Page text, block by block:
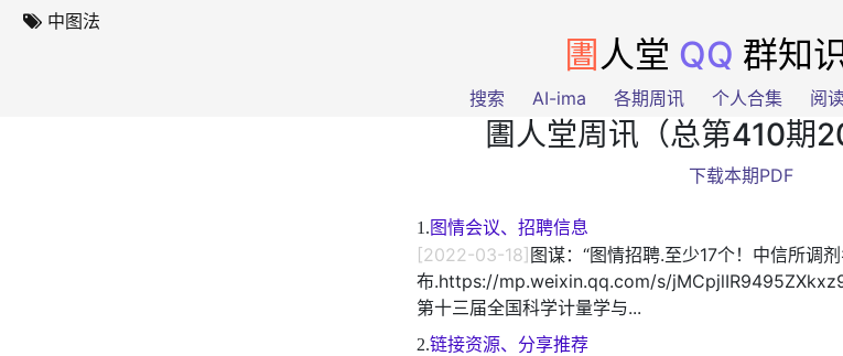
中图法
圕 人堂 QQ 群知
搜索 AI-ima 各期周讯 个人合集 阅
圕人堂周讯（总第410期
下载本期PDF
1. 图情会议、招聘信息
[2022-03-18]图谋：“图情招聘.至少17个！中信所调
布.https://mp.weixin.qq.com/s/
第十三届全国科学计量学与...
2.链接资源、分享推荐